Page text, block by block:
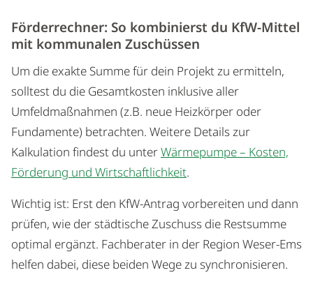
Förderrechner: So kombinierst du KfW-Mittel
mit kommunalen Zuschüssen
Um die exakte Summe für dein Projekt zu ermitteln,
solltest du die Gesamtkosten inklusive aller
Umfeldmaßnahmen (z.B. neue Heizkörper oder
Fundamente) betrachten. Weitere Details zur
Kalkulation findest du unterWärmepumpe – Kosten,
Förderung und Wirtschaftlichkeit.
Wichtig ist: Erst den KfW-Antrag vorbereiten und dann
prüfen, wie der städtische Zuschuss die Restsumme
optimal ergänzt. Fachberater in der Region Weser-Ems
helfen dabei, diese beiden Wege zu synchronisieren.